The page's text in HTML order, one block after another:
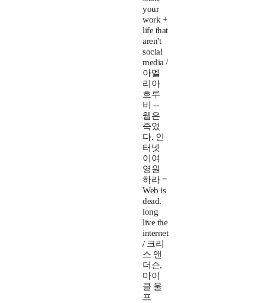
your
work +
life that
aren't
social
media /
아멜
리아
호루
비 --
웹은
죽었
다. 인
터넷
이여
영원
하라 =
Web is
dead.
long
live the
internet
/ 크리
스 앤
더슨,
마이
클 울
프